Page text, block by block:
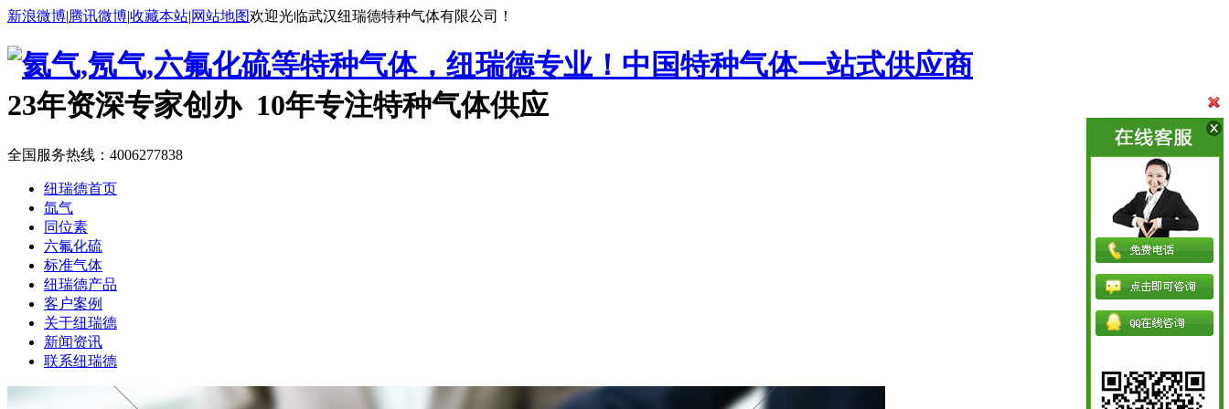
新浪微博|腾讯微博|收藏本站|网站地图欢迎光临武汉纽瑞德特种气体有限公司！
中国特种气体一站式供应商
23年资深专家创办 10年专注特种气体供应
全国服务热线： 4006277838
纽瑞德首页
氙气
同位素
六氟化硫
标准气体
纽瑞德产品
客户案例
关于纽瑞德
新闻资讯
联系纽瑞德